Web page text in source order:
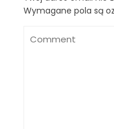
Wymagane pola są